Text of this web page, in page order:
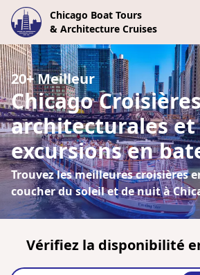
Chicago Boat Tours
& Architecture Cruises
20+ Meilleur
Chicago
architecturales et
excursions en
Trouvez les meilleures croisières
coucher du soleil et de nuit à
Vérifiez la disponibilité